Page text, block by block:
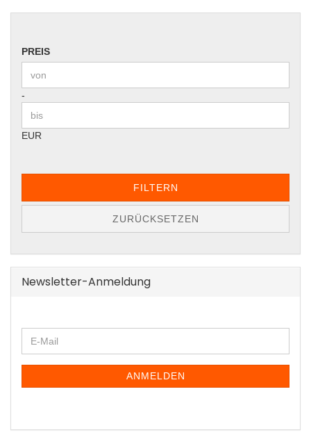
PREIS
PREIS
Preis bis
-
EUR
FILTERN
ZURÜCKSETZEN
Newsletter-Anmeldung
ZUR
E-
Mail
ANMELDEN